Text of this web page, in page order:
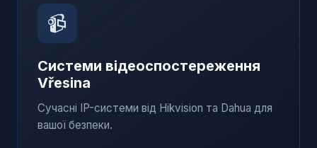
📹
Системи відеоспостереження
Vřesina
Сучасні IP-системи від Hikvision та Dahua для
вашої безпеки.